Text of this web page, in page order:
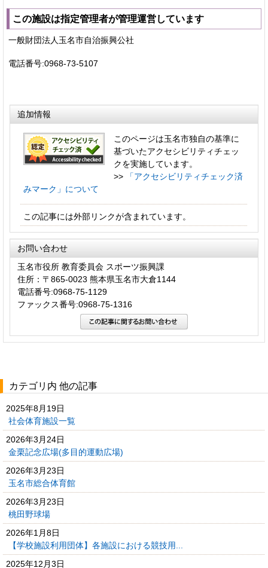
この施設は指定管理者が管理運営しています
一般財団法人玉名市自治振興公社
電話番号:0968-73-5107
追加情報
このページは玉名市独自の基準に
基づいたアクセシビリティチェッ
クを実施しています。
>>
「アクセシビリティチェック済
みマーク」について
この記事には外部リンクが含まれています。
お問い合わせ
玉名市役所 教育委員会 スポーツ振興課
住所：〒865-0023 熊本県玉名市大倉1144
電話番号:0968-75-1129
ファックス番号:0968-75-1316
カテゴリ内 他の記事
2025年8月19日
社会体育施設一覧
2026年3月24日
金栗記念広場(多目的運動広場)
2026年3月23日
玉名市総合体育館
2026年3月23日
桃田野球場
2026年1月8日
【学校施設利用団体】各施設における競技用...
2025年12月3日